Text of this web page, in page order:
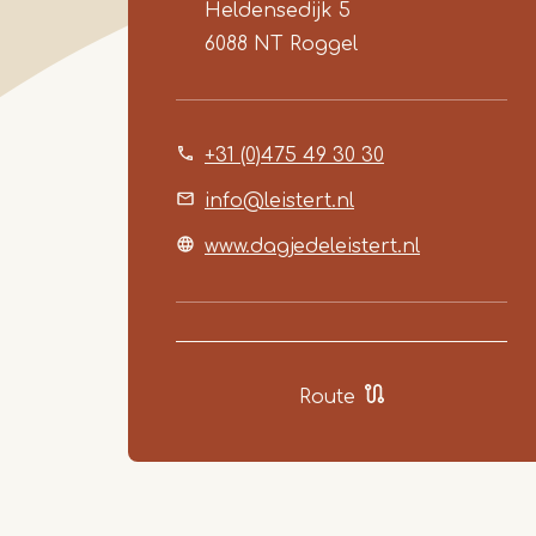
Heldensedijk 5
6088 NT Roggel
+31 (0)475 49 30 30
info@leistert.nl
www.dagjedeleistert.nl
Route